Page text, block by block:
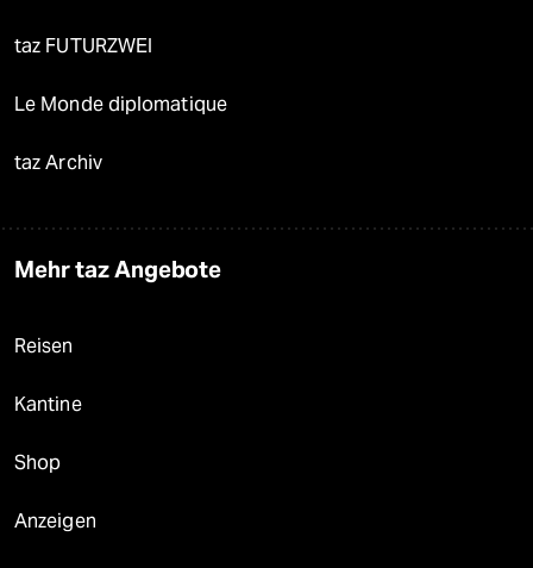
taz FUTURZWEI
Le Monde diplomatique
taz Archiv
Mehr taz Angebote
Reisen
Kantine
Shop
Anzeigen